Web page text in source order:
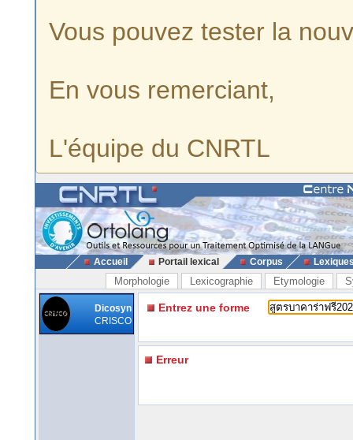
Vous pouvez tester la
En vous remerciant,
L'équipe du CNRTL
Accueil Portail lexical Corpus
Morphologie Lexicographie Etymologie
Dicosyn
CRISCO
Entrez une forme
Erreur